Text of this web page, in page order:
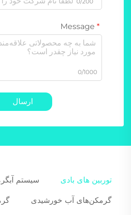
0/1000
ارسال
توربین های بادی سیستم
گرمکن‌های آب خورشیدی